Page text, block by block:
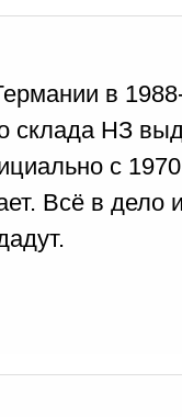
в
склада НЗ
с
Всё в дело